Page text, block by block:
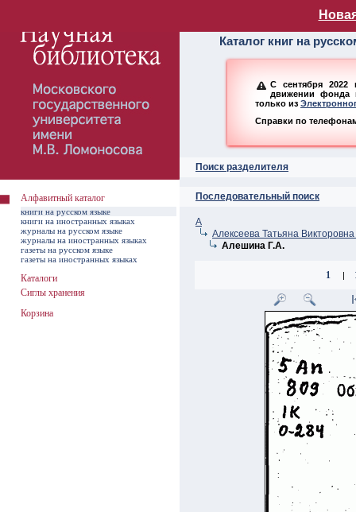
Алфавитный
Каталог книг на
С сентября 2022
движении фонда
только из
Справки по
Поиск разделителя
Последовательный поиск
А
Алексеева Татьяна
Алешина Г.А.
1 |
Алфавитный каталог
книги на русском языке
книги на иностранных языках
журналы на русском языке
журналы на иностранных языках
газеты на русском языке
газеты на иностранных языках
Каталоги
Сиглы хранения
Корзина